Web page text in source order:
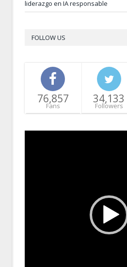
liderazgo en IA responsable
FOLLOW US
76,857
Fans
34,133
Followers